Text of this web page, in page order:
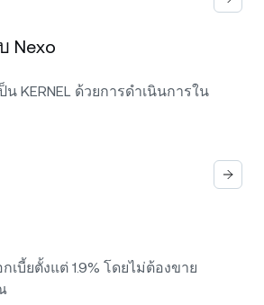
Nexo
KERNEL ด้วยการดำเนินการใน
เบี้ยตั้งแต่ 1.9% โดยไม่ต้องขาย